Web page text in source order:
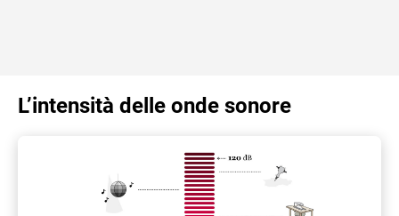
L’intensità delle onde sonore